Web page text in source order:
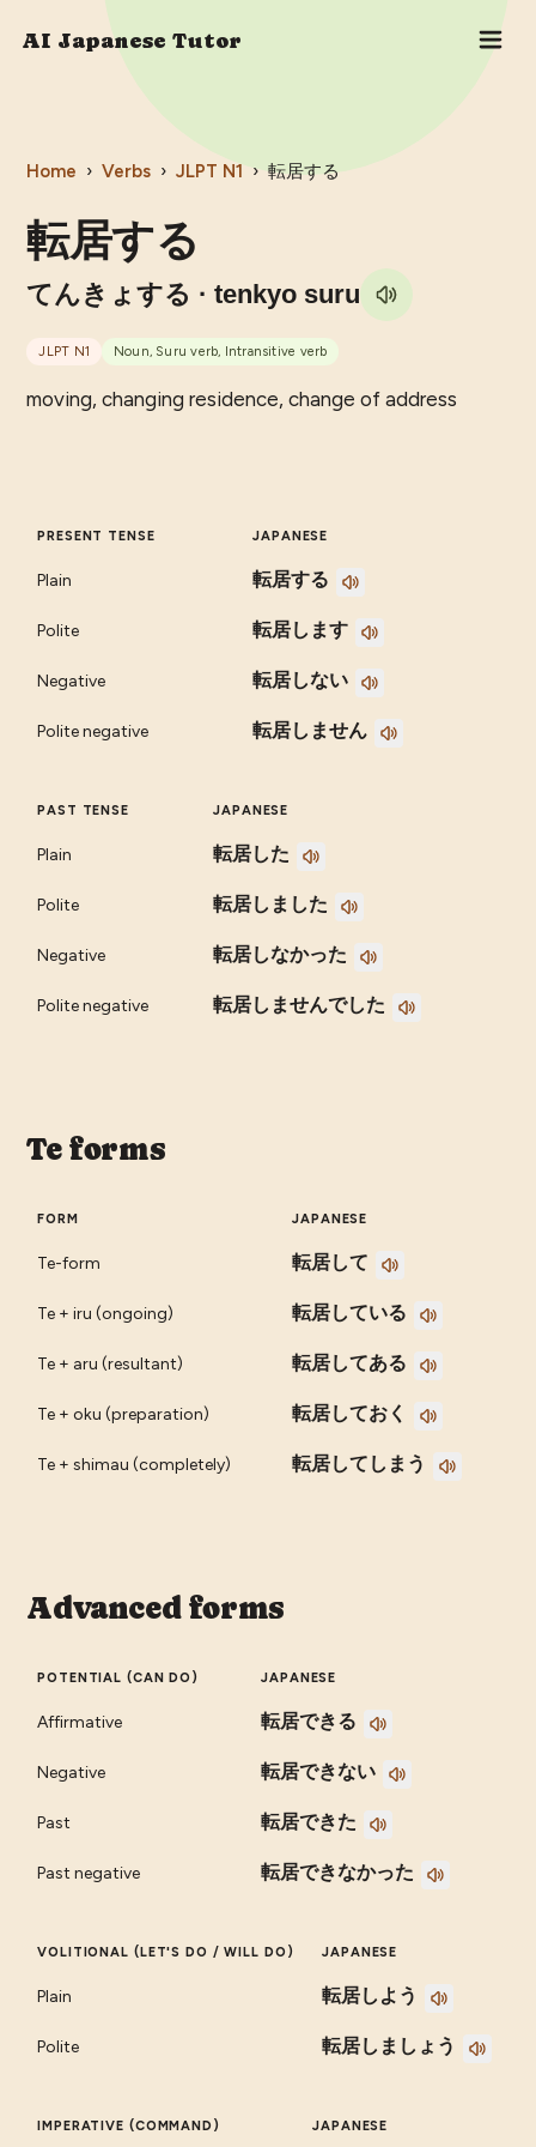
AI Japanese Tutor
Home › Verbs › JLPT N1 › 転居する
転居する
てんきょする · tenkyo suru
JLPT N1 Noun, Suru verb, Intransitive verb
moving, changing residence, change of address
PRESENT TENSE JAPANESE
Plain 転居する
Polite 転居します
Negative 転居しない
Polite negative 転居しません
PAST TENSE JAPANESE
Plain 転居した
Polite 転居しました
Negative 転居しなかった
Polite negative 転居しませんでした
Te forms
FORM JAPANESE
Te-form 転居して
Te + iru (ongoing) 転居している
Te + aru (resultant) 転居してある
Te + oku (preparation) 転居しておく
Te + shimau (completely) 転居してしまう
Advanced forms
POTENTIAL (CAN DO) JAPANESE
Affirmative 転居できる
Negative 転居できない
Past 転居できた
Past negative 転居できなかった
VOLITIONAL (LET'S DO / WILL DO) JAPANESE
Plain 転居しよう
Polite 転居しましょう
IMPERATIVE (COMMAND) JAPANESE